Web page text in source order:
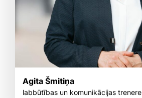
Agita Šmitiņa
labbūtības un komunikācijas trenere